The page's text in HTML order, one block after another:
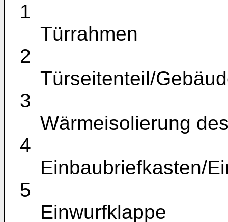
1
Türrahmen
2
Türseitenteil/
3
Wärmeisolierung
4
Einbaubriefkasten/
5
Einwurfklappe